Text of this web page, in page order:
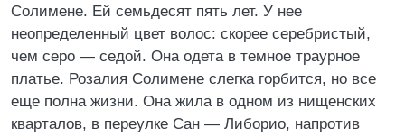
Солимене. Ей семьдесят пять лет. У нее
неопределенный цвет волос: скорее серебристый,
чем серо — седой. Она одета в темное траурное
платье. Розалия Солимене слегка горбится, но все
еще полна жизни. Она жила в одном из нищенских
кварталов, в переулке Сан — Либорио, напротив